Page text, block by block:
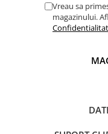
Vreau sa
magazinului.